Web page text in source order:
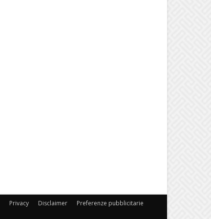
Privacy Disclaimer Preferenze pubblicitarie